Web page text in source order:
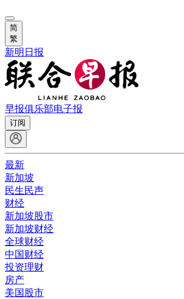
简
繁
新明日报
早报俱乐部电子报
订阅
最新
新加坡
民生民声
财经
新加坡股市
新加坡财经
全球财经
中国财经
投资理财
房产
美国股市